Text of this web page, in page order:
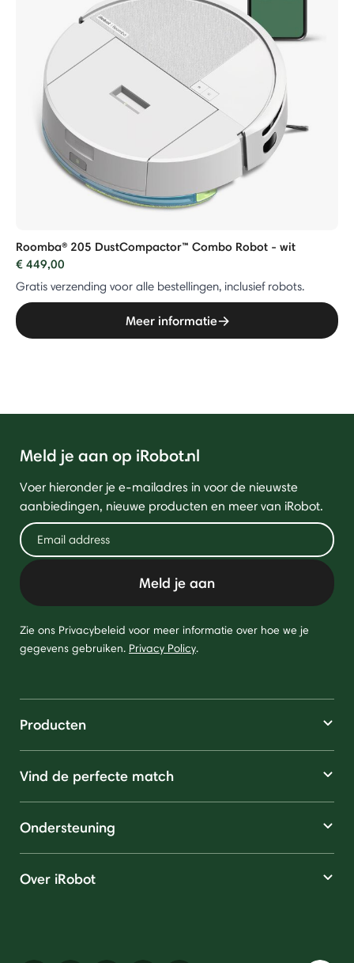
Roomba® 205 DustCompactor™ Combo Robot - wit
€ 449,00
Gratis verzending voor alle bestellingen, inclusief robots.
Meer informatie
Meld je aan op iRobot.nl
Voer hieronder je e-mailadres in voor de nieuwste
aanbiedingen, nieuwe producten en meer van iRobot.
Meld je aan
Zie ons Privacybeleid voor meer informatie over hoe we je
gegevens gebruiken. Privacy Policy.
Producten
Vind de perfecte match
Ondersteuning
Over iRobot